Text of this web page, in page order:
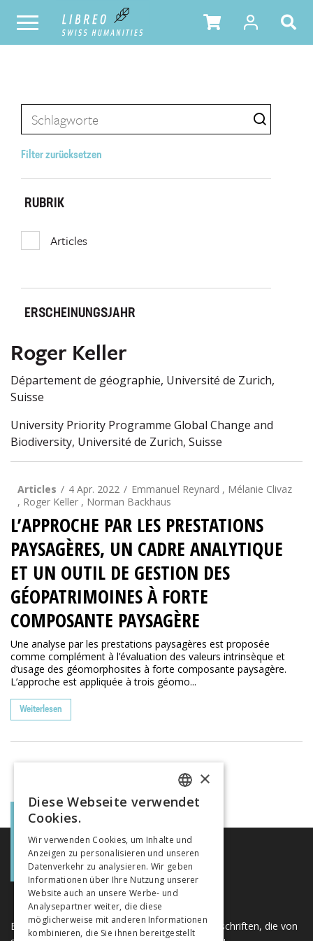
Filter zurücksetzen
RUBRIK
Articles
ERSCHEINUNGSJAHR
Roger Keller
Département de géographie, Université de Zurich,
Suisse
University Priority Programme Global Change and
Biodiversity, Université de Zurich, Suisse
Articles 4 Apr. 2022
Emmanuel Reynard , Mélanie Clivaz
, Roger Keller , Norman Backhaus
L’APPROCHE PAR LES PRESTATIONS
PAYSAGÈRES, UN CADRE ANALYTIQUE
ET UN OUTIL DE GESTION DES
GÉOPATRIMOINES À FORTE
COMPOSANTE PAYSAGÈRE
Une analyse par les prestations paysagères est proposée
comme complément à l’évaluation des valeurs intrinsèque et
d’usage des géomorphosites à forte composante paysagère.
L’approche est appliquée à trois géomo...
Weiterlesen
Eine einzigartige Plattform für Bücher und Zeitschriften, die von
FRENCH
ITALIAN
×
Diese Webseite verwendet
Cookies.
Wir verwenden Cookies, um Inhalte und
Anzeigen zu personalisieren und unseren
Datenverkehr zu analysieren. Wir geben
Informationen über Ihre Nutzung unserer
Website auch an unsere Werbe- und
Analysepartner weiter, die diese
möglicherweise mit anderen Informationen
kombinieren, die Sie ihnen bereitgestellt